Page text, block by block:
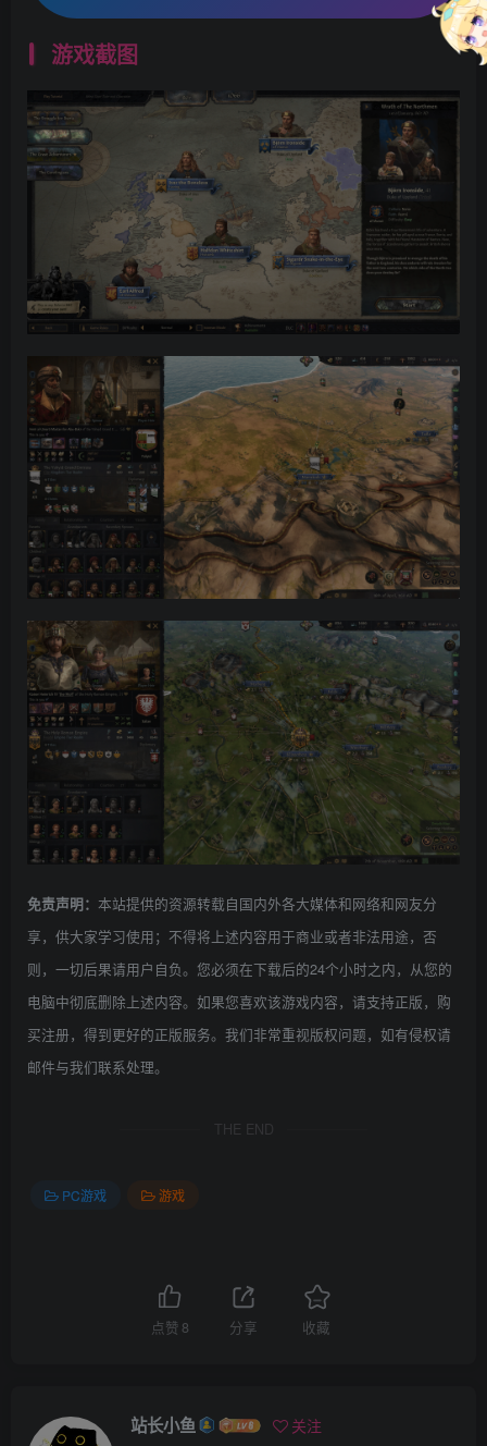
游戏截图
免责声明： 本站提供的资源转载自国内外各大媒体和网络和网友分
享，供大家学习使用；不得将上述内容用于商业或者非法用途，否
则，一切后果请用户自负。您必须在下载后的24个小时之内，从您的
电脑中彻底删除上述内容。如果您喜欢该游戏内容，请支持正版，购
买注册，得到更好的正版服务。我们非常重视版权问题，如有侵权请
邮件与我们联系处理。
THE END
PC游戏 游戏
点赞 8 分享 收藏
站长小鱼 关注